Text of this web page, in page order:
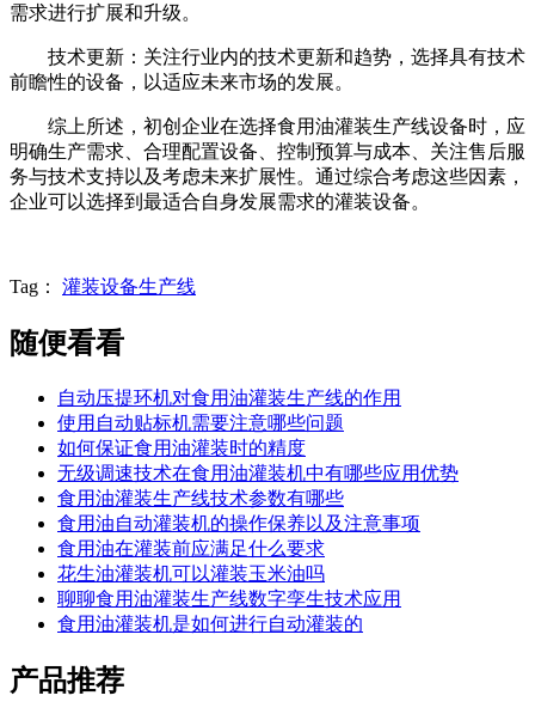
需求进行扩展和升级。
技术更新：关注行业内的技术更新和趋势，选择具有技术
前瞻性的设备，以适应未来市场的发展。
综上所述，初创企业在选择食用油灌装生产线设备时，应
明确生产需求、合理配置设备、控制预算与成本、关注售后服
务与技术支持以及考虑未来扩展性。通过综合考虑这些因素，
企业可以选择到最适合自身发展需求的灌装设备。
Tag： 灌装设备生产线
随便看看
自动压提环机对食用油灌装生产线的作用
使用自动贴标机需要注意哪些问题
如何保证食用油灌装时的精度
无级调速技术在食用油灌装机中有哪些应用优势
食用油灌装生产线技术参数有哪些
食用油自动灌装机的操作保养以及注意事项
食用油在灌装前应满足什么要求
花生油灌装机可以灌装玉米油吗
聊聊食用油灌装生产线数字孪生技术应用
食用油灌装机是如何进行自动灌装的
产品推荐